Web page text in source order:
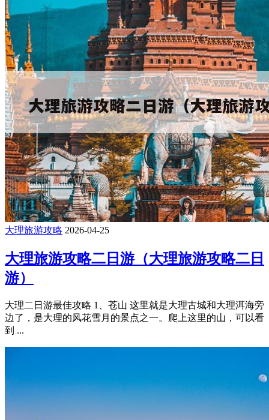
大理旅游攻略 2026-04-25
大理旅游攻略二日游（大理旅游攻略二日
游）
大理二日游最佳攻略 1、苍山 这里就是大理古城和大理洱海旁
边了，是大理的风花雪月的景点之一。爬上这里的山，可以看
到 ...